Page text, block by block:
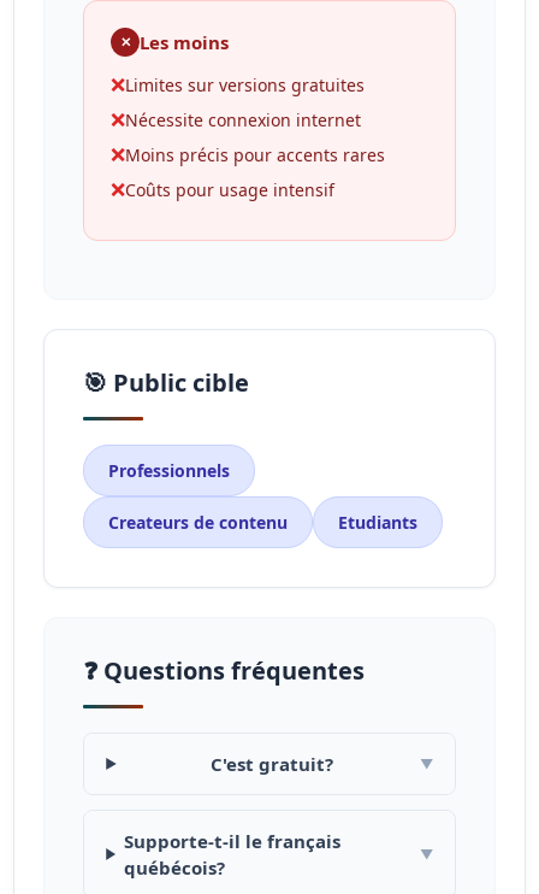
✕ Les moins
❌Limites sur versions gratuites
❌Nécessite connexion internet
❌Moins précis pour accents rares
❌Coûts pour usage intensif
🎯 Public cible
Professionnels
Createurs de contenu Etudiants
❓ Questions fréquentes
C'est gratuit? ▼
Supporte-t-il le français
québécois?
▼